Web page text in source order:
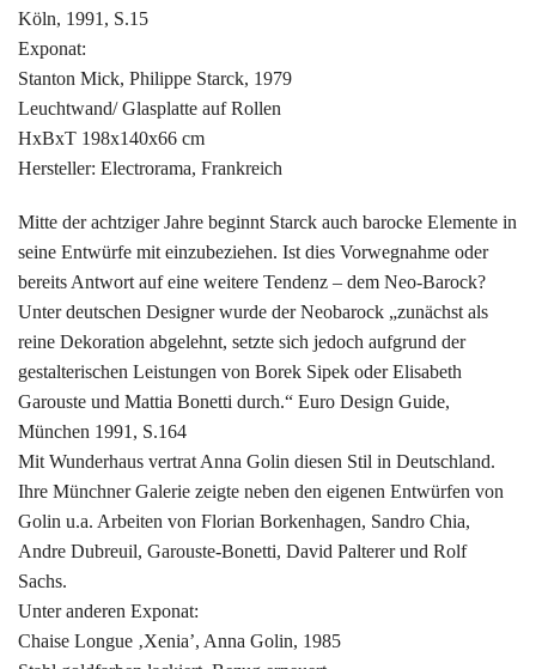
Köln, 1991, S.15
Exponat:
Stanton Mick, Philippe Starck, 1979
Leuchtwand/ Glasplatte auf Rollen
HxBxT 198x140x66 cm
Hersteller: Electrorama, Frankreich
Mitte der achtziger Jahre beginnt Starck auch barocke Elemente in
seine Entwürfe mit einzubeziehen. Ist dies Vorwegnahme oder
bereits Antwort auf eine weitere Tendenz – dem Neo-Barock?
Unter deutschen Designer wurde der Neobarock „zunächst als
reine Dekoration abgelehnt, setzte sich jedoch aufgrund der
gestalterischen Leistungen von Borek Sipek oder Elisabeth
Garouste und Mattia Bonetti durch.“ Euro Design Guide,
München 1991, S.164
Mit Wunderhaus vertrat Anna Golin diesen Stil in Deutschland.
Ihre Münchner Galerie zeigte neben den eigenen Entwürfen von
Golin u.a. Arbeiten von Florian Borkenhagen, Sandro Chia,
Andre Dubreuil, Garouste-Bonetti, David Palterer und Rolf
Sachs.
Unter anderen Exponat:
Chaise Longue ‚Xenia’, Anna Golin, 1985